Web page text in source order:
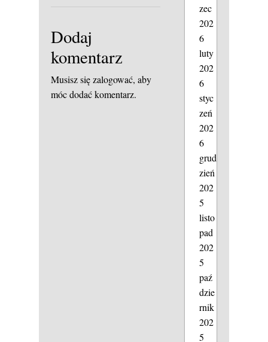
Dodaj
komentarz
Musisz sięzalogować, aby
móc dodać komentarz.
zec
202
6
luty
202
6
styc
zeń
202
6
grud
zień
202
5
listo
pad
202
5
paź
dzie
rnik
202
5